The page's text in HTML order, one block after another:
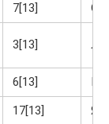
7[13]
3[13]
6[13]
17[13]